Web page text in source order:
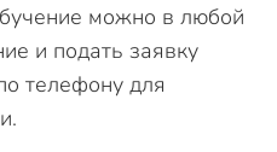
можно в любой
и подать заявку
телефону для